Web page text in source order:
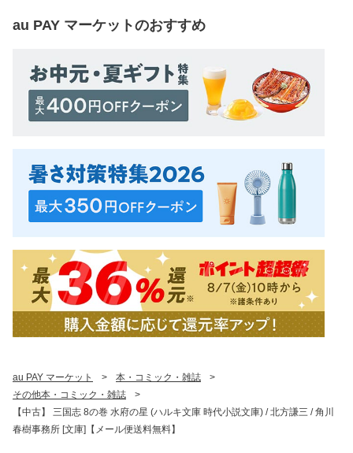
au PAY マーケットのおすすめ
au PAY マーケット > 本・コミック・雑誌
>
その他本・コミック・雑誌
>
【中古】 三国志 8の巻 水府の星 (ハルキ文庫 時代小説文庫) / 北方謙三 / 角川
春樹事務所 [文庫]【メール便送料無料】